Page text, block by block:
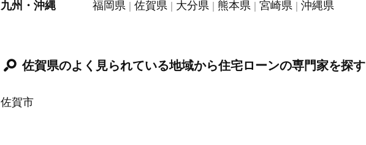
九州・沖縄
福岡県 佐賀県 大分県 熊本県 宮崎県 沖縄県
佐賀県のよく見られている地域から住宅ローンの専門家を探す
佐賀市